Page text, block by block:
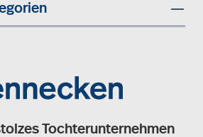
Tochterunternehmen